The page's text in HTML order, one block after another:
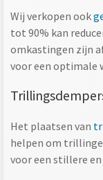
Wij verkopen ook
tot 90% kan
omkastingen zijn
voor een optimale
Het plaatsen van
helpen om
voor een stillere